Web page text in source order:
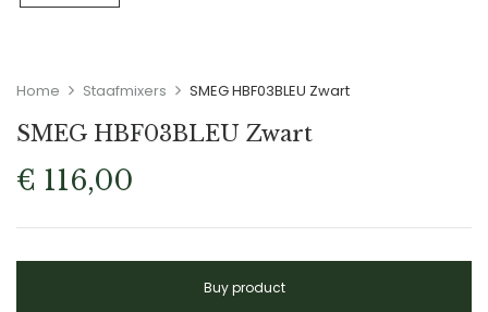
Home Staafmixers SMEG HBF03BLEU Zwart
SMEG HBF03BLEU Zwart
€ 116,00
Buy product